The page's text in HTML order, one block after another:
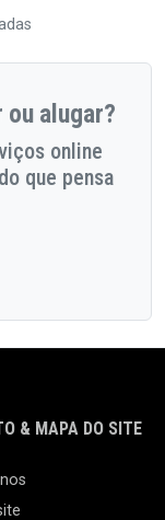
alugar?
online
que pensa
& MAPA DO SITE